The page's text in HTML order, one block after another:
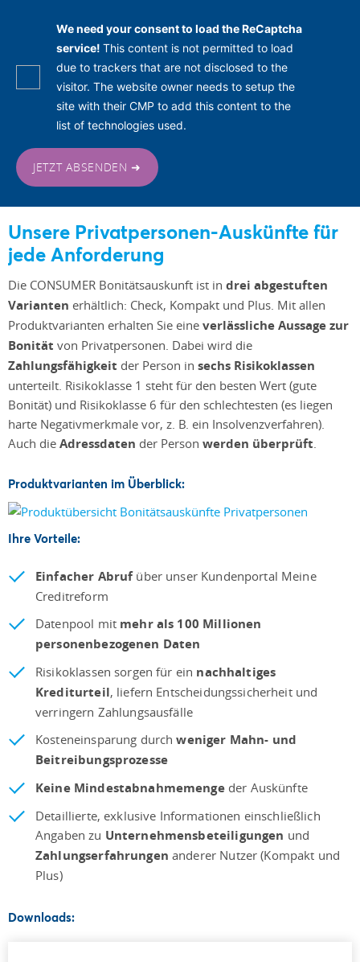
We need your consent to load the ReCaptcha
service! This content is not permitted to load
due to trackers that are not disclosed to the
visitor. The website owner needs to setup the
site with their CMP to add this content to the
list of technologies used.
JETZT ABSENDEN ➜
Unsere Privatpersonen-Auskünfte für
jede Anforderung
Die CONSUMER Bonitätsauskunft ist in drei abgestuften
Varianten erhältlich: Check, Kompakt und Plus. Mit allen
Produktvarianten erhalten Sie eine verlässliche Aussage zur
Bonität von Privatpersonen. Dabei wird die
Zahlungsfähigkeit der Person in sechs Risikoklassen
unterteilt. Risikoklasse 1 steht für den besten Wert (gute
Bonität) und Risikoklasse 6 für den schlechtesten (es liegen
harte Negativmerkmale vor, z. B. ein Insolvenzverfahren).
Auch die Adressdaten der Person werden überprüft
Produktvarianten im Überblick:
Ihre Vorteile:
Einfacher Abruf über unser Kundenportal Meine
Creditreform
Datenpool mit mehr als 100 Millionen
personenbezogenen Daten
Risikoklassen sorgen für ein nachhaltiges
Krediturteil, liefern Entscheidungssicherheit und
verringern Zahlungsausfälle
Kosteneinsparung durchweniger Mahn- und
Beitreibungsprozesse
Keine Mindestabnahmemengeder Auskünfte
Detaillierte, exklusive Informationen einschließlich
Angaben zu Unternehmensbeteiligungen und
Zahlungserfahrungen anderer Nutzer (Kompakt und
Plus)
Downloads: